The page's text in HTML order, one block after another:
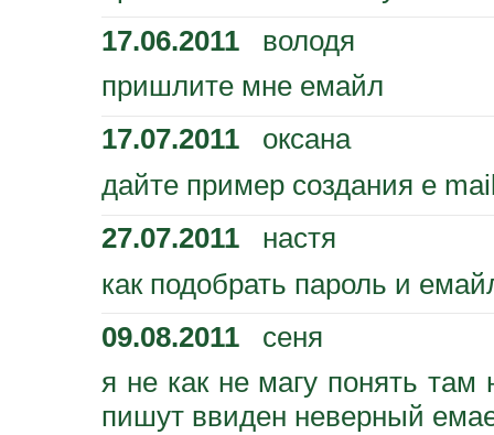
17.06.2011 володя
пришлите мне емайл
17.07.2011 оксана
дайте пример создания e
27.07.2011 настя
как подобрать пароль и
09.08.2011 сеня
я не как не магу понять
пишут ввиден неверный